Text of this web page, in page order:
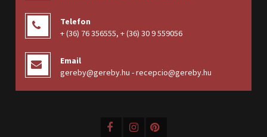
Telefon
+ (36) 76 356555, + (36) 30 9 559056
Email
gereby@gereby.hu - recepcio@gereby.hu